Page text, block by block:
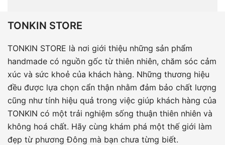
TONKIN STORE
TONKIN STORE là nơi giới thiệu những sản phẩm
handmade có nguồn gốc từ thiên nhiên, chăm sóc cảm
xúc và sức khoẻ của khách hàng. Những thương hiệu
đều được lựa chọn cẩn thận nhằm đảm bảo chất lượng
cũng như tính hiệu quả trong việc giúp khách hàng của
TONKIN có một trải nghiệm sống thuận thiên nhiên và
không hoá chất. Hãy cùng khám phá một thế giới làm
đẹp từ phương Đông mà bạn chưa từng biết.